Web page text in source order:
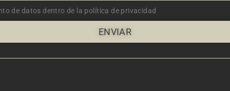
de datos dentro de la política de privacidad
ENVIAR